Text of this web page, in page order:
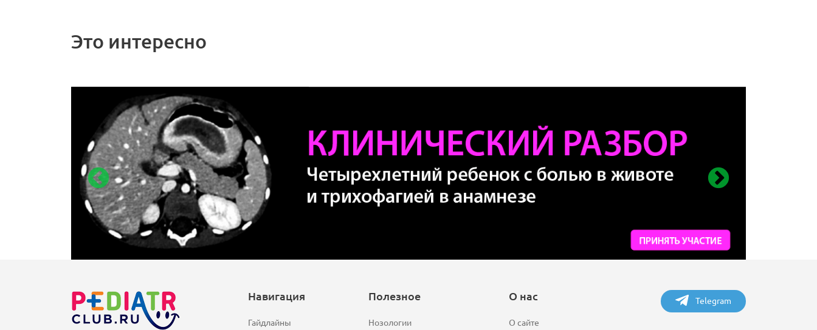
Это интересно
Навигация
Гайдлайны
Полезное
Нозологии
О нас
О сайте
Telegram